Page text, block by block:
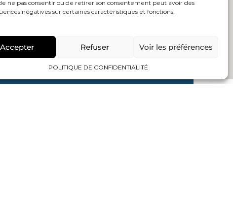
ne pas consentir ou de retirer son consentement peut avoir des
négatives sur certaines caractéristiques et fonctions.
Accepter Refuser Voir les préférences
POLITIQUE DE CONFIDENTIALITÉ
des
Tout se passe sur votre